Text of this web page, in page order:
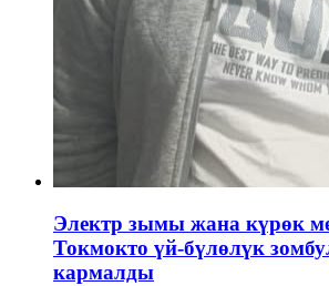
Электр зымы жана күрөк
Токмокто үй-бүлөлүк
кармалды